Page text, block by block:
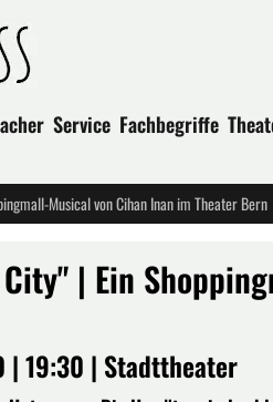
Service Fachbegriffe
Musical von Cihan Inan im Theater Bern
| Ein
| 19:30 | Stadttheater